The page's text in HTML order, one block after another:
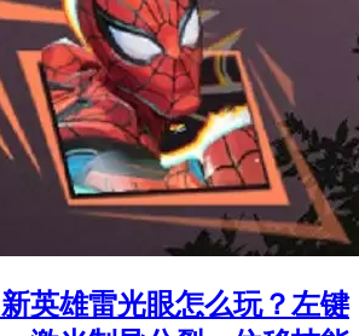
新英雄雷光眼怎么玩？左键